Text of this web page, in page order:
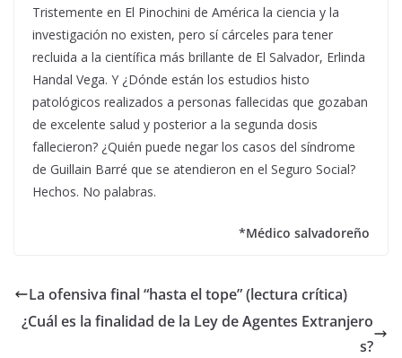
Tristemente en El Pinochini de América la ciencia y la
investigación no existen, pero sí cárceles para tener
recluida a la científica más brillante de El Salvador, Erlinda
Handal Vega. Y ¿Dónde están los estudios histo
patológicos realizados a personas fallecidas que gozaban
de excelente salud y posterior a la segunda dosis
fallecieron? ¿Quién puede negar los casos del síndrome
de Guillain Barré que se atendieron en el Seguro Social?
Hechos. No palabras.
*Médico salvadoreño
La ofensiva final “hasta el tope” (lectura crítica)
¿Cuál es la finalidad de la Ley de Agentes Extranjero
s?